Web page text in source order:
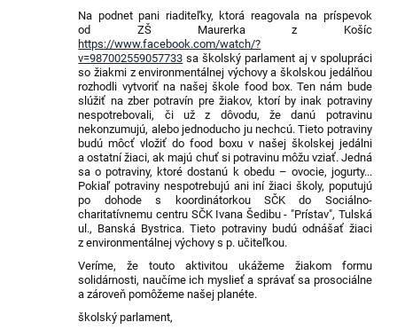
Na podnet pani riaditeľky, ktorá reagovala na príspevok
od ZŠ Maurerka z Košíc
https://www.facebook.com/watch/?
v=987002559057733 sa školský parlament aj v spolupráci
so žiakmi z environmentálnej výchovy a školskou jedálňou
rozhodli vytvoriť na našej škole food box. Ten nám bude
slúžiť na zber potravín pre žiakov, ktorí by inak potraviny
nespotrebovali, či už z dôvodu, že danú potravinu
nekonzumujú, alebo jednoducho ju nechcú. Tieto potraviny
budú môcť vložiť do food boxu v našej školskej jedálni
a ostatní žiaci, ak majú chuť si potravinu môžu vziať. Jedná
sa o potraviny, ktoré dostanú k obedu – ovocie, jogurty...
Pokiaľ potraviny nespotrebujú ani iní žiaci školy, poputujú
po dohode s koordinátorkou SČK do Sociálno-
charitatívnemu centru SČK Ivana Šedibu - "Prístav", Tulská
ul., Banská Bystrica. Tieto potraviny budú odnášať žiaci
z environmentálnej výchovy s p. učiteľkou.
Veríme, že touto aktivitou ukážeme žiakom formu
solidárnosti, naučíme ich myslieť a správať sa prosociálne
a zároveň pomôžeme našej planéte.
školský parlament,